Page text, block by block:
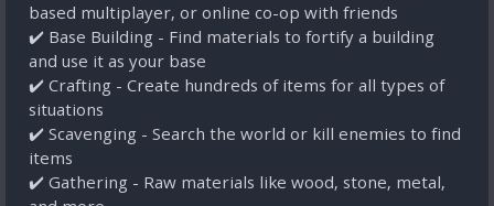
based multiplayer, or online co-op with friends
✔️ Base Building - Find materials to fortify a building
and use it as your base
✔️ Crafting - Create hundreds of items for all types of
situations
✔️ Scavenging - Search the world or kill enemies to find
items
✔️ Gathering - Raw materials like wood, stone, metal,